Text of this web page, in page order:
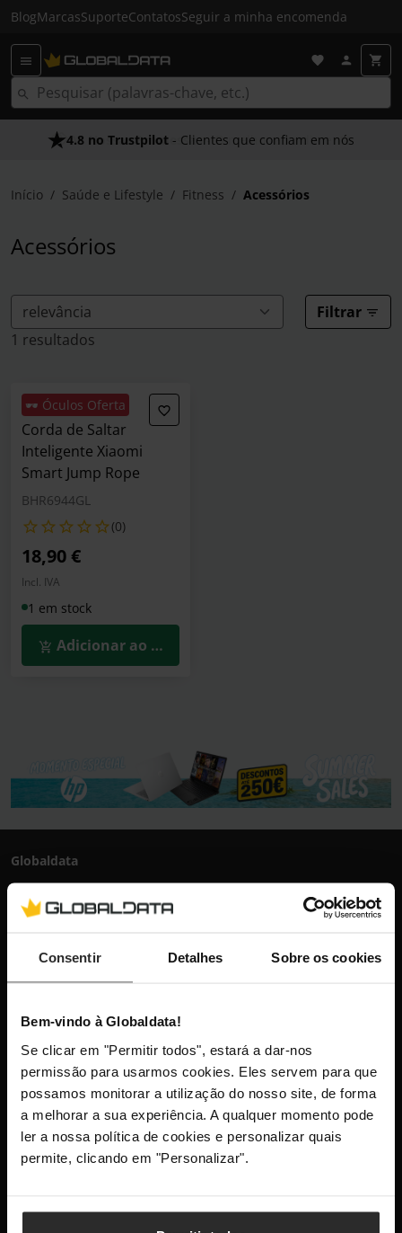
Consentir Detalhes Sobre os cookies
Bem-vindo à Globaldata!
Se clicar em "Permitir todos", estará a dar-nos
permissão para usarmos cookies. Eles servem para que
possamos monitorar a utilização do nosso site, de forma
a melhorar a sua experiência. A qualquer momento pode
ler a nossa política de cookies e personalizar quais
permite, clicando em "Personalizar".
BlogMarcasSuporteContatosSeguir a minha encomenda
As Nossas Promessas- O melhor atendimento
4.8 no Trustpilot - Clientes que confiam em nós
Início Saúde e Lifestyle Fitness Acessórios
Acessórios
Filtrar
1 resultados
🕶️ Óculos Oferta
Corda de Saltar
Inteligente Xiaomi
Smart Jump Rope
BHR6944GL
(0)
18,90 €
Incl. IVA
1 em stock
Adicionar ao Carrinho
Globaldata
+351 300 600 520
dias úteis das 10h-13h e 14h-18h
As nossas comunidades
Mantenha-me atualizado com as últimas
novidades, lançamentos de produtos e
promoções.
Este site está protegido pelo reCAPTCHA e aplica-se a